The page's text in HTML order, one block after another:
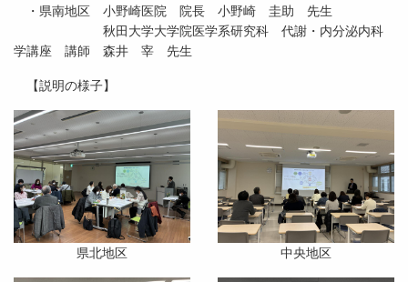
・県南地区 小野崎医院 院長 小野崎 圭助 先生
秋田大学大学院医学系研究科 代謝・内分泌内科
学講座 講師 森井 宰 先生
【説明の様子】
県北地区 中央地区